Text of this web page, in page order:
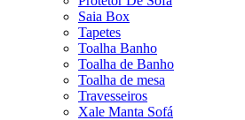
Saia Box
Tapetes
Toalha Banho
Toalha de Banho
Toalha de mesa
Travesseiros
Xale Manta Sofá